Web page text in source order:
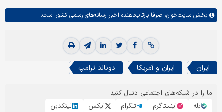
بخش سایت‌خوان، صرفا بازتاب‌دهنده اخبار رسانه‌های رسمی کشور است.
ایران ایران و آمریکا دونالد ترامپ
ما را در شبکه‌های اجتماعی دنبال کنید
بله
اینستاگرم تلگرام ایکس لینکدین